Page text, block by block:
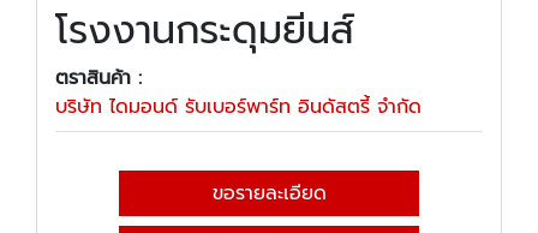
โรงงานกระดุมยีนส์
ตราสินค้า :
บริษัท ไดมอนด์ รับเบอร์พาร์ท อินดัสตรี้ จำกัด
ขอรายละเอียด